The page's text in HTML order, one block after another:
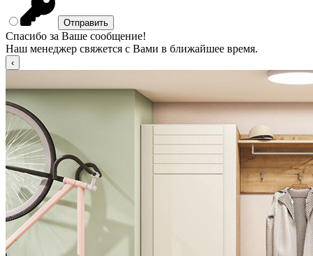
Спасибо за Ваше сообщение!
Наш менеджер свяжется с Вами в ближайшее время.